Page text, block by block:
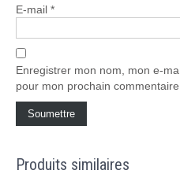
E-mail *
Enregistrer mon nom, mon e-
pour mon prochain commentaire.
Produits similaires